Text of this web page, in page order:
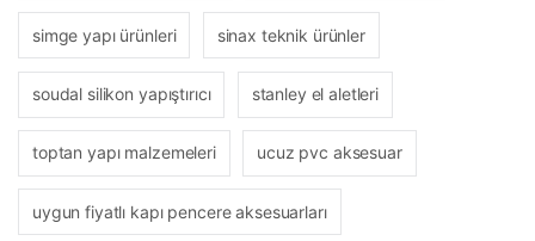
simge yapı ürünleri sinax teknik ürünler
soudal silikon yapıştırıcı stanley el aletleri
toptan yapı malzemeleri ucuz pvc aksesuar
uygun fiyatlı kapı pencere aksesuarları